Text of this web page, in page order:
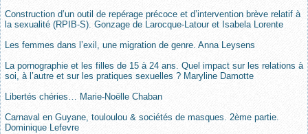
Construction d’un outil de repérage précoce et d’intervention brève relatif à
la sexualité (RPIB-S). Gonzage de Larocque-Latour et Isabela Lorente
Les femmes dans l’exil, une migration de genre. Anna Leysens
La pornographie et les filles de 15 à 24 ans. Quel impact sur les relations à
soi, à l’autre et sur les pratiques sexuelles ? Maryline Damotte
Libertés chéries… Marie-Noëlle Chaban
Carnaval en Guyane, touloulou & sociétés de masques. 2ème partie.
Dominique Lefevre